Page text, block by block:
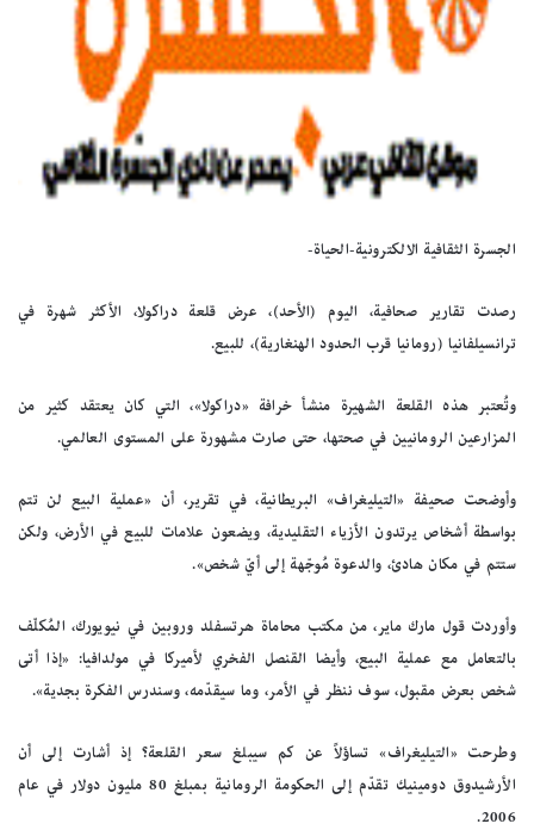
الجسرة الثقافية الالكترونية-الحياة-
رصدت تقارير صحافية، اليوم (الأحد)، عرض قلعة دراكولا، الأكثر شهرة في
ترانسيلفانيا (رومانيا قرب الحدود الهنغارية)، للبيع.
وتُعتبر هذه القلعة الشهيرة منشأ خرافة «دراكولا»، التي كان يعتقد كثير من
المزارعين الرومانيين في صحتها، حتى صارت مشهورة على المستوى العالمي.
وأوضحت صحيفة «التيليغراف» البريطانية، في تقرير، أن «عملية البيع لن تتم
بواسطة أشخاص يرتدون الأزياء التقليدية، ويضعون علامات للبيع في الأرض، ولكن
ستتم في مكان هادئ، والدعوة مُوجّهة إلى أيّ شخص».
وأوردت قول مارك ماير، من مكتب محاماة هرتسفلد وروبين في نيويورك، المُكلّف
بالتعامل مع عملية البيع، وأيضا القنصل الفخري لأميركا في مولدافيا: «إذا أتى
شخص بعرض مقبول، سوف ننظر في الأمر، وما سيقدّمه، وسندرس الفكرة بجدية».
وطرحت «التيليغراف» تساؤلاً عن كم سيبلغ سعر القلعة؟ إذ أشارت إلى أن
الأرشيدوق دومينيك تقدّم إلى الحكومة الرومانية بمبلغ 80 مليون دولار في عام
2006.